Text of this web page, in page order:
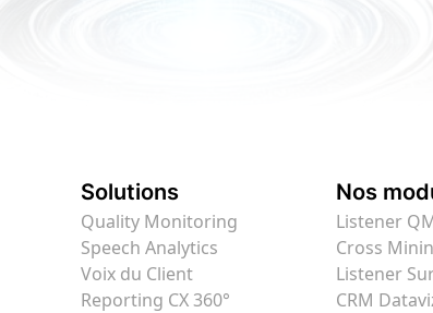
Solutions
Quality Monitoring
Speech Analytics
Voix du Client
Reporting CX 360°
Nos
Listener
Cross
Listener
CRM